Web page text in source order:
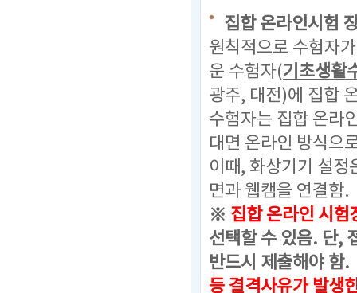
집합 온라인시험
원칙적으로 수험자
운 수험자(기초생활
광주, 대전)에 집합
수험자는 집합 온라
대면 온라인 방식으
이때, 화상기기 설정
면과 웹캠을 연결함.
※ 집합 온라인 시험
선택할 수 있음. 단,
반드시 제출해야 함.
등 결격사유가 발생